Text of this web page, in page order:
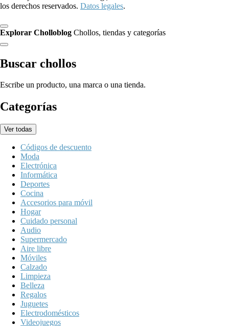
los derechos reservados. Datos legales.
Explorar Cholloblog Chollos, tiendas y categorías
Buscar chollos
Escribe un producto, una marca o una tienda.
Categorías
Ver todas
Códigos de descuento
Moda
Electrónica
Informática
Deportes
Cocina
Accesorios para móvil
Hogar
Cuidado personal
Audio
Supermercado
Aire libre
Móviles
Calzado
Limpieza
Belleza
Regalos
Juguetes
Electrodomésticos
Videojuegos